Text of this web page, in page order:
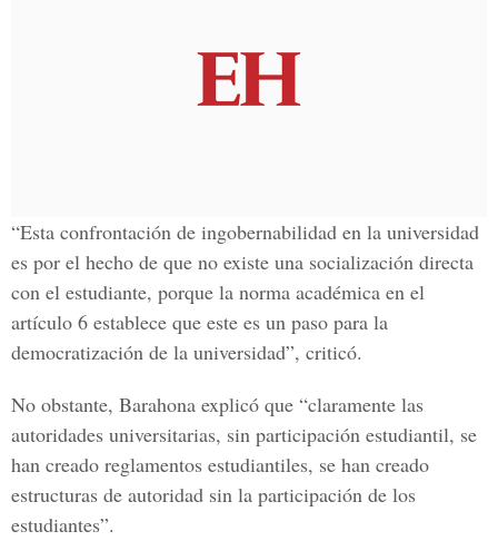
“Esta confrontación de ingobernabilidad en la universidad
es por el hecho de que no existe una socialización directa
con el estudiante, porque la norma académica en el
artículo 6 establece que este es un paso para la
democratización de la universidad”, criticó.
No obstante, Barahona explicó que “claramente las
autoridades universitarias, sin participación estudiantil, se
han creado reglamentos estudiantiles, se han creado
estructuras de autoridad sin la participación de los
estudiantes”.